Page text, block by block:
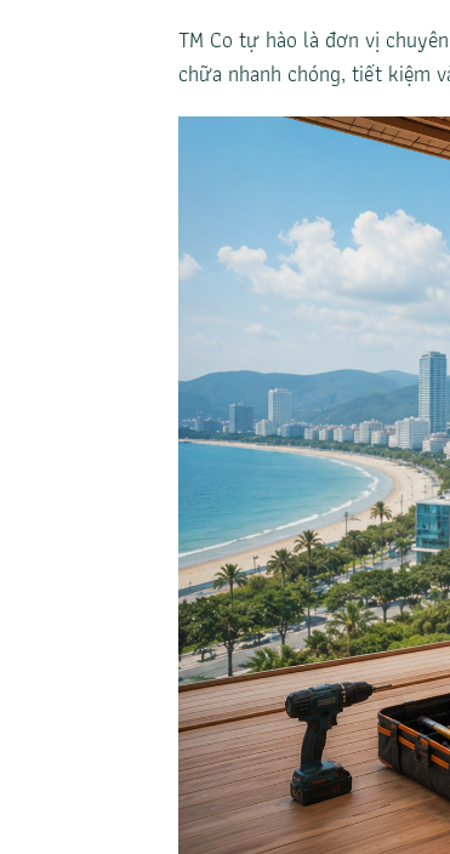
TM Co tự hào là đơn vị
chữa nhanh chóng, tiết kiệm